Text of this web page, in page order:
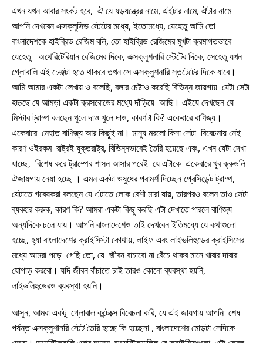
এখন যখন আবার সংকট হবে, ঐ যে ষড়যন্ত্রের নামে, এইটার নামে, ঐটার নামে
আপনি দেখবেন এক্সক্লুসিভ স্টেটের মধ্যে, ইতোমধ্যে, যেহেতু আমি তো
বাংলাদেশকে হাইব্রিড রেজিম বলি, তো হাইব্রিড রেজিমের মুখটা ক্রমাগতভাবে
যেহেতু অথেরিটেরিয়ান রেজিমের দিকে, এক্সক্লুশনারি স্টেটের দিকে, সেহেতু যখন
গ্লোবালি এই চেঞ্জটা হতে থাকবে তখন সে এক্সক্লুশনারি স্তটেটের দিকে যাবে।
আমি আমার একটা লেখায় ও বলেছি, বলার চেষ্টাও করেছি বিভিন্ন জায়গায় যেটা সেটা
হচ্চছে যে আমড়া একটা ক্রসরোডের মধ্যে দাঁড়িয়ে আছি। এইযে দেখছেন যে
মিস্টার ট্রাম্প বলছেন খুলে দাও খুলে দাও, কারণটা কি? একেবারে বাণিজ্য।
একেবারে নেহাত বাণিজ্য আর কিছুই না। মানুষ মরলো কিনা সেটা বিবেচনায় নেই
কারণ ওইরকম রাষ্ট্রই যুক্তরাষ্ট্র, বিভিন্নভাবেই তৈরি হয়েছে এবং, এখন যেটা দেখা
যাচ্ছে, বিশেষ করে ট্রাম্পের শাসন আসার পরেই যে এটাকে একেবারে খুব ক্রুডলি
ঐজায়গায় নেয়া হচ্ছে । এমন একটা ওষুধের পরামর্শ দিচ্ছেন প্রেসিডেন্ট ট্রাম্প,
যেটাতে গবেষকরা বলছেন যে এটাতে লোক বেশী মারা যায়, তারপরও বলেন তাও সেটা
ব্যবহার করুক, কারণ কি? আমরা একটা কিছু করছি এটা দেখাতে পারলে বাণিজ্য
অন্যদিকে চলে যায়। আপনি বাংলাদেশেও তাই দেখবেন ইতিমধ্যে যে কথাগুলো
হচ্ছে, হ্যা বাংলাদেশের ক্রাইসিস্টা কোথায়, লাইফ এবং লাইভলিহুডের ক্রাইসিসের
মধ্যে আমরা পড়ে গেছি তো, যে জীবন বাচাবো না বেঁচে থাকব মানে খাবার দাবার
যোগাড় করবো। যদি জীবন বাঁচাতে চাই তারও কোনো ব্যবস্থা হয়নি,
লাইভলিহুডেরও ব্যবস্থা হয়নি।
আসুন, আমরা একটু গ্লোবাল কন্টেক্সে বিবেচনা করি, যে এই জায়গায় আপনি শেষ
পর্যন্ত এক্সক্লুশানরি স্টেট তৈরি হচ্ছে কি হচ্ছেনা , বাংলাদেশের মোড়টা সেদিকে